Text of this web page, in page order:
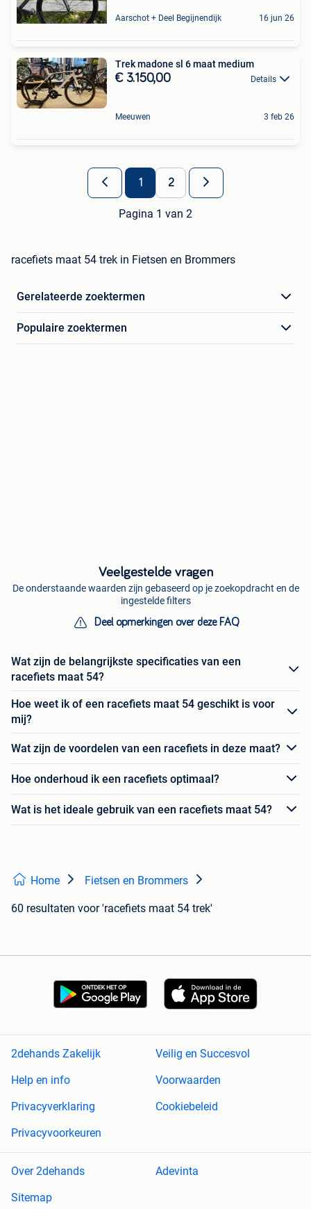
Aarschot + Deel Begijnendijk 16 jun 26
Trek madone sl 6 maat medium
€ 3.150,00 Details
Meeuwen 3 feb 26
1 2
Pagina 1 van 2
racefiets maat 54 trek in Fietsen en Brommers
Gerelateerde zoektermen
Populaire zoektermen
Veelgestelde vragen
De onderstaande waarden zijn gebaseerd op je zoekopdracht en de
ingestelde filters
Deel opmerkingen over deze FAQ
Wat zijn de belangrijkste specificaties van een
racefiets maat 54?
Hoe weet ik of een racefiets maat 54 geschikt is voor
mij?
Wat zijn de voordelen van een racefiets in deze maat?
Hoe onderhoud ik een racefiets optimaal?
Wat is het ideale gebruik van een racefiets maat 54?
Home Fietsen en Brommers
60 resultaten voor 'racefiets maat 54 trek'
2dehands Zakelijk
Veilig en Succesvol
Help en info
Voorwaarden
Privacyverklaring
Cookiebeleid
Privacyvoorkeuren
Over 2dehands
Adevinta
Sitemap